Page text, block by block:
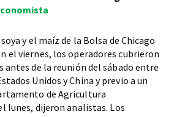
y el maíz de la Bolsa de Chicago
el viernes, los operadores cubrieron
antes de la reunión del sábado entre
Unidos y China y previo a un
de Agricultura
lunes, dijeron analistas. Los